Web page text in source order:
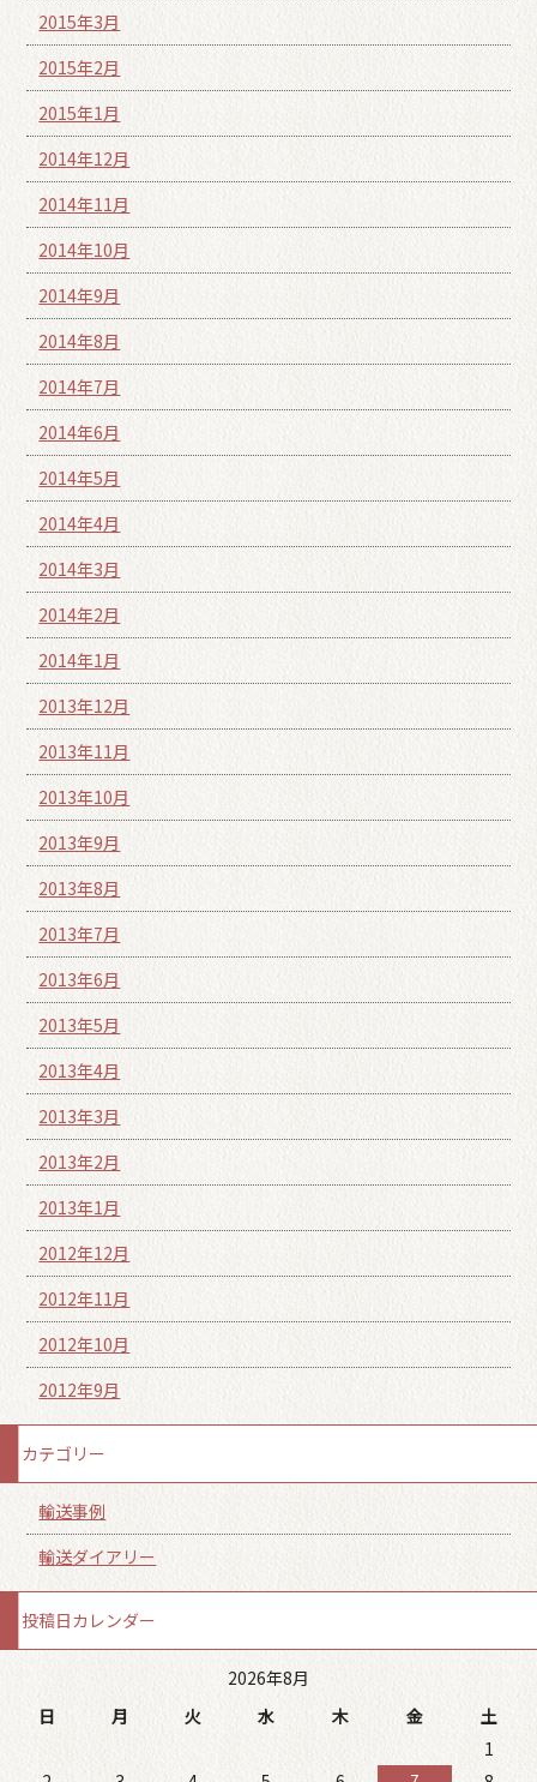
2015年3月
2015年2月
2015年1月
2014年12月
2014年11月
2014年10月
2014年9月
2014年8月
2014年7月
2014年6月
2014年5月
2014年4月
2014年3月
2014年2月
2014年1月
2013年12月
2013年11月
2013年10月
2013年9月
2013年8月
2013年7月
2013年6月
2013年5月
2013年4月
2013年3月
2013年2月
2013年1月
2012年12月
2012年11月
2012年10月
2012年9月
カテゴリー
輸送事例
輸送ダイアリー
投稿日カレンダー
2026年8月
日
月 火 水 木 金
土
1